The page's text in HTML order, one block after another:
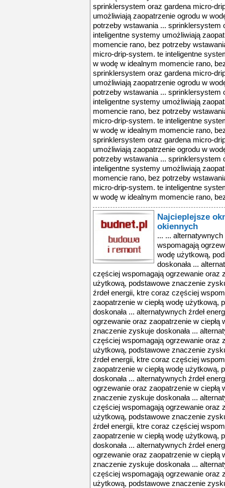
sprinklersystem oraz gardena micro-
umożliwiają zaopatrzenie ogrodu w
potrzeby wstawania ... sprinklersystem
inteligentne systemy umożliwiają
momencie rano, bez potrzeby
micro-drip-system. te inteligentne
w wodę w idealnym momencie rano,
sprinklersystem oraz gardena micro-
umożliwiają zaopatrzenie ogrodu w
potrzeby wstawania ... sprinklersystem
inteligentne systemy umożliwiają
momencie rano, bez potrzeby
micro-drip-system. te inteligentne
w wodę w idealnym momencie rano,
sprinklersystem oraz gardena micro-
umożliwiają zaopatrzenie ogrodu w
potrzeby wstawania ... sprinklersystem
inteligentne systemy umożliwiają
momencie rano, bez potrzeby
micro-drip-system. te inteligentne
w wodę w idealnym momencie rano,
Najcieplejsze
okiennych
... ...
wspomagają
wodę użytkową,
doskonała ...
częściej wspomagają ogrzewanie oraz
użytkową, podstawowe znaczenie
źrdeł energii, ktre coraz częściej
zaopatrzenie w ciepłą wodę użytkową,
doskonała ... alternatywnych źrdeł
ogrzewanie oraz zaopatrzenie w
znaczenie zyskuje doskonała ...
częściej wspomagają ogrzewanie oraz
użytkową, podstawowe znaczenie
źrdeł energii, ktre coraz częściej
zaopatrzenie w ciepłą wodę użytkową,
doskonała ... alternatywnych źrdeł
ogrzewanie oraz zaopatrzenie w
znaczenie zyskuje doskonała ...
częściej wspomagają ogrzewanie oraz
użytkową, podstawowe znaczenie
źrdeł energii, ktre coraz częściej
zaopatrzenie w ciepłą wodę użytkową,
doskonała ... alternatywnych źrdeł
ogrzewanie oraz zaopatrzenie w
znaczenie zyskuje doskonała ...
częściej wspomagają ogrzewanie oraz
użytkową, podstawowe znaczenie